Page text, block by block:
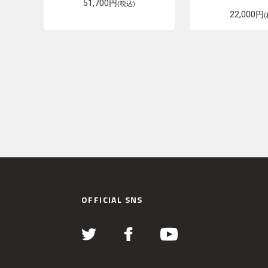
51,700円(税込)
22,000円(
OFFICIAL SNS